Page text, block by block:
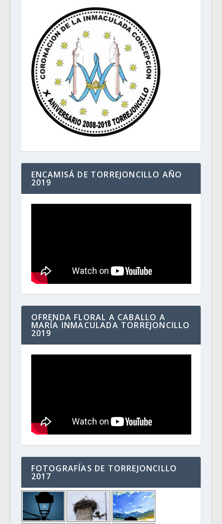
ENCAMISÁ DE TORREJONCILLO AÑO
2019
OFRENDA FLORAL A CABALLO A
MARÍA INMACULADA TORREJONCILLO
2019
FOTOGRAFÍAS DE TORREJONCILLO
2017